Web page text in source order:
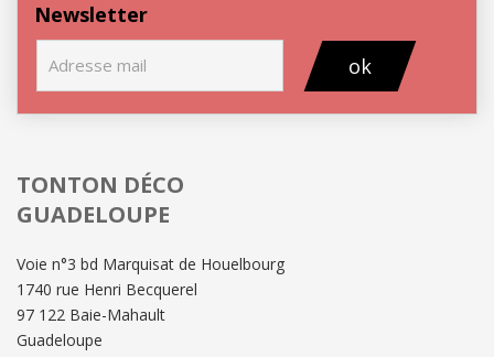
Newsletter
ok
TONTON DÉCO
GUADELOUPE
Voie n°3 bd Marquisat de Houelbourg
1740 rue Henri Becquerel
97 122 Baie-Mahault
Guadeloupe